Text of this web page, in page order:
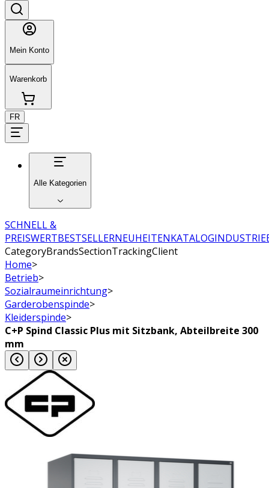
Mein Konto
Warenkorb
FR
Alle Kategorien
SCHNELL &
PREISWERTBESTSELLERNEUHEITENKATALOG
CategoryBrandsSectionTrackingClient
Home>
Betrieb>
Sozialraumeinrichtung>
Garderobenspinde>
Kleiderspinde>
C+P Spind Classic Plus mit Sitzbank, Abteilbreite 300
mm